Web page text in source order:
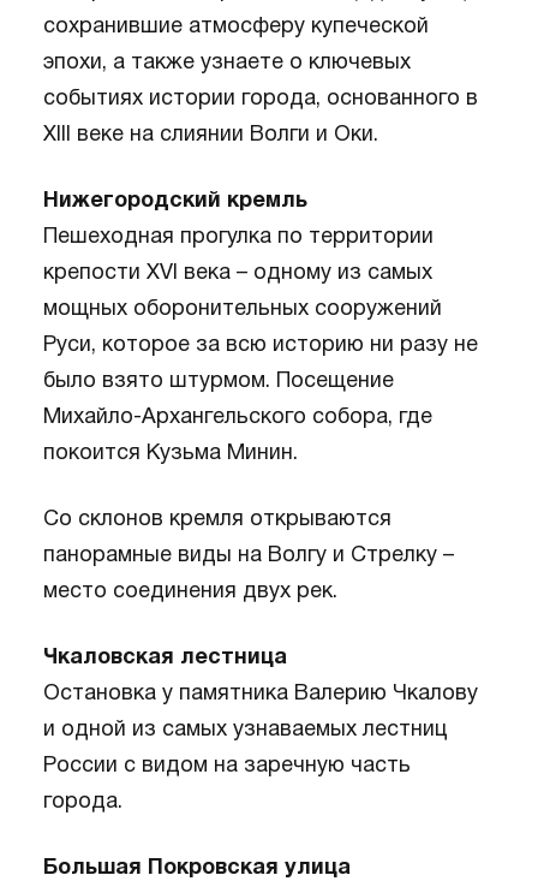
сохранившие атмосферу купеческой
эпохи, а также узнаете о ключевых
событиях истории города, основанного в
XIII веке на слиянии Волги и Оки.
Нижегородский кремль
Пешеходная прогулка по территории
крепости XVI века – одному из самых
мощных оборонительных сооружений
Руси, которое за всю историю ни разу не
было взято штурмом. Посещение
Михайло-Архангельского собора, где
покоится Кузьма Минин.
Со склонов кремля открываются
панорамные виды на Волгу и Стрелку –
место соединения двух рек.
Чкаловская лестница
Остановка у памятника Валерию Чкалову
и одной из самых узнаваемых лестниц
России с видом на заречную часть
города.
Большая Покровская улица